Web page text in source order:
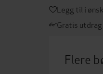
Legg til i
Gratis utdrag
Flere